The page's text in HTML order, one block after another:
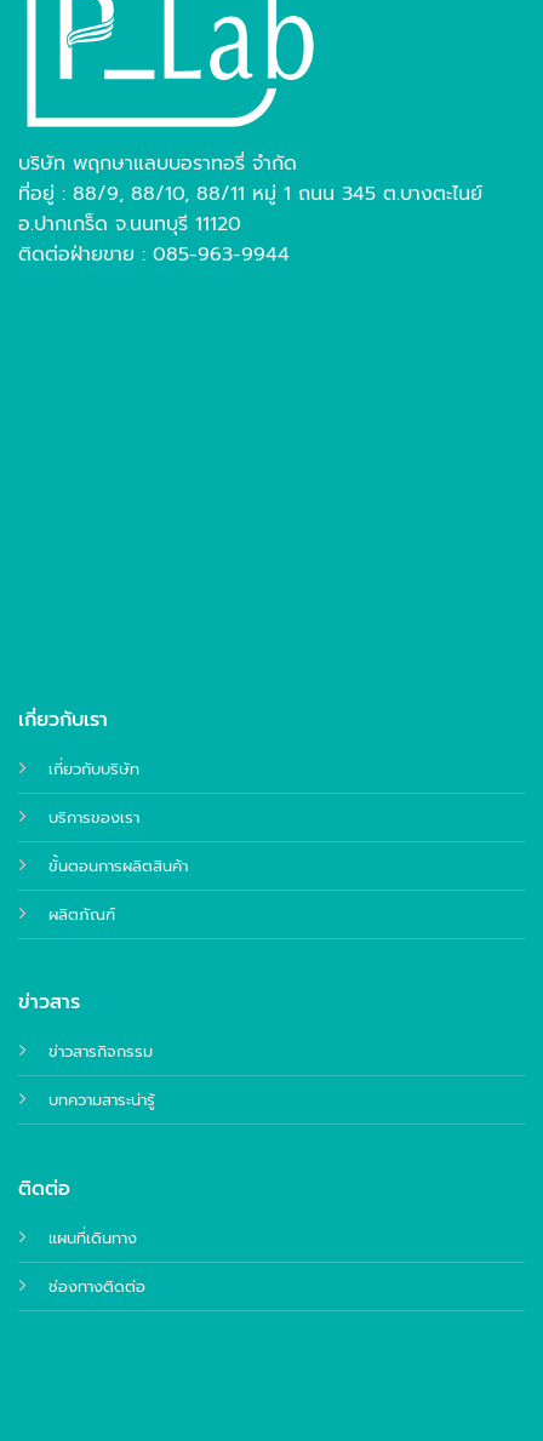
บริษัท พฤกษาแลบบอราทอรี่ จำกัด
ที่อยู่ : 88/9, 88/10, 88/11 หมู่ 1 ถนน 345 ต.บางตะไนย์
อ.ปากเกร็ด จ.นนทบุรี 11120
ติดต่อฝ่ายขาย : 085-963-9944
เกี่ยวกับเรา
เกี่ยวกับบริษัท
บริการของเรา
ขั้นตอนการผลิตสินค้า
ผลิตภัณฑ์
ข่าวสาร
ข่าวสารกิจกรรม
บทความสาระน่ารู้
ติดต่อ
แผนที่เดินทาง
ช่องทางติดต่อ